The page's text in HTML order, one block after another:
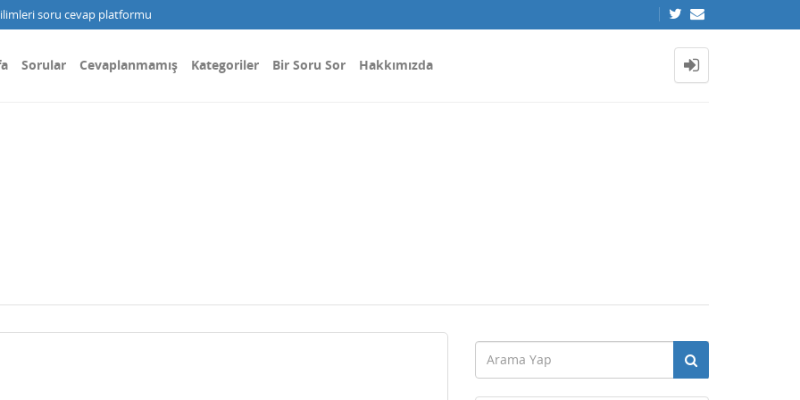
soru cevap platformu
Sorular Cevaplanmamış Kategoriler Bir Soru Sor Hakkımızda